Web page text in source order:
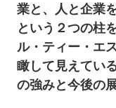
業と、人と企業
という２つの柱
ル・ティー・エ
瞰して見えてい
の強みと今後の